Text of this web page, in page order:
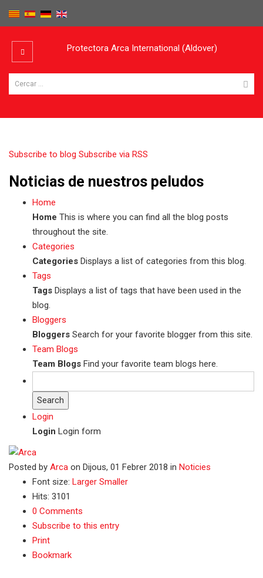
Protectora Arca International (Aldover)
Subscribe to blog Subscribe via RSS
Noticias de nuestros peludos
Home
Home This is where you can find all the blog posts
throughout the site.
Categories
Categories Displays a list of categories from this blog.
Tags
Tags Displays a list of tags that have been used in the
blog.
Bloggers
Bloggers Search for your favorite blogger from this site.
Team Blogs
Team Blogs Find your favorite team blogs here.
Search
Login
Login Login form
Posted by Arca on Dijous, 01 Febrer 2018 in Noticies
Font size: Larger Smaller
Hits: 3101
0 Comments
Subscribe to this entry
Print
Bookmark